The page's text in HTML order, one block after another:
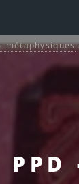
métaphysiques